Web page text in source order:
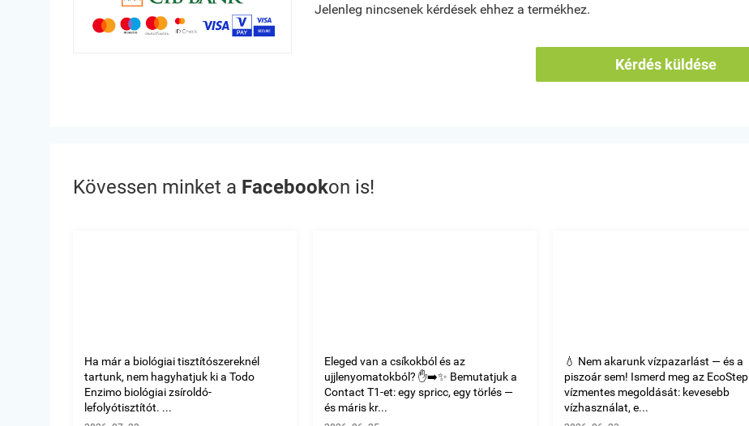
Jelenleg nincsenek kérdések ehhez a termékhez.
Kérdés küldése
Kövessen minket a Facebookon is!
Ha már a biológiai tisztítószereknél
tartunk, nem hagyhatjuk ki a Todo
Enzimo biológiai zsíroldó-
lefolyótisztítót. ...
Eleged van a csíkokból és az
ujjlenyomatokból? ✋➡️✨ Bemutatjuk a
Contact T1-et: egy spricc, egy törlés —
és máris kr...
💧 Nem akarunk vízpazarlást — és a
piszoár sem! Ismerd meg az EcoStep
vízmentes megoldását: kevesebb
vízhasználat, e...